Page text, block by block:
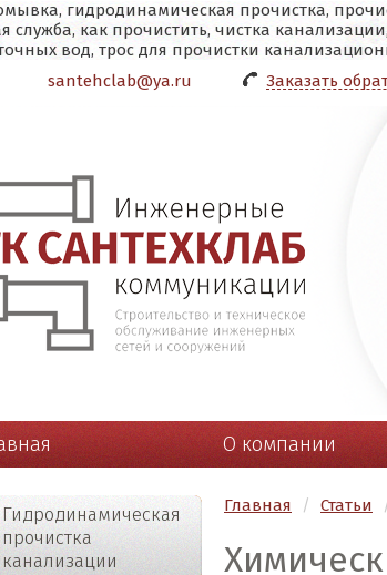
гидродинамическая прочистка,
как прочистить, чистка
вод, трос для прочистки
santehclab@ya.ru Заказать
О компании
Гидродинамическая
прочистка
канализации
Главная / Статьи